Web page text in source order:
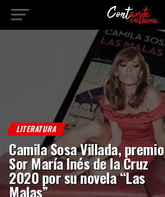
LITERATURA
Camila Sosa Villada, premio
Sor María Inés de la Cruz
2020 por su novela “Las
Malas”